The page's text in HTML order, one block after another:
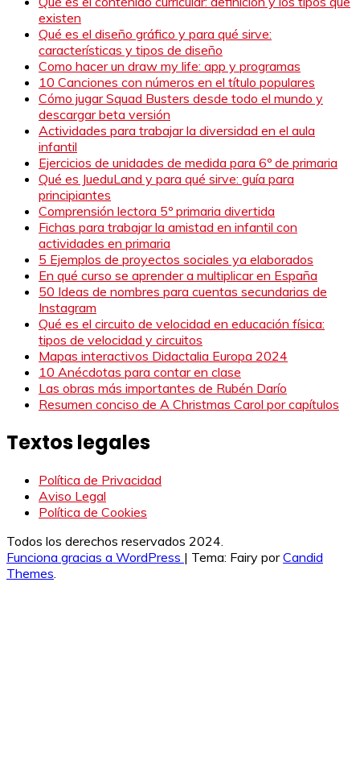
existen
Qué es el diseño gráfico y para qué sirve:
características y tipos de diseño
Como hacer un draw my life: app y programas
10 Canciones con números en el título populares
Cómo jugar Squad Busters desde todo el mundo y
descargar beta versión
Actividades para trabajar la diversidad en el aula
infantil
Ejercicios de unidades de medida para 6º de primaria
Qué es JueduLand y para qué sirve: guía para
principiantes
Comprensión lectora 5º primaria divertida
Fichas para trabajar la amistad en infantil con
actividades en primaria
5 Ejemplos de proyectos sociales ya elaborados
En qué curso se aprender a multiplicar en España
50 Ideas de nombres para cuentas secundarias de
Instagram
Qué es el circuito de velocidad en educación física:
tipos de velocidad y circuitos
Mapas interactivos Didactalia Europa 2024
10 Anécdotas para contar en clase
Las obras más importantes de Rubén Darío
Resumen conciso de A Christmas Carol por capítulos
Textos legales
Política de Privacidad
Aviso Legal
Política de Cookies
Todos los derechos reservados 2024.
Funciona gracias a WordPress | Tema: Fairy porCandid
Themes.